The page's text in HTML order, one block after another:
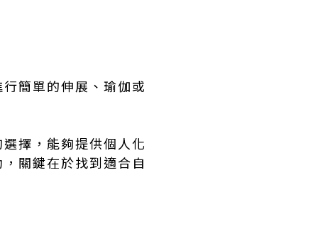
簡單的伸展、瑜伽或
擇，能夠提供個人化
關鍵在於找到適合自